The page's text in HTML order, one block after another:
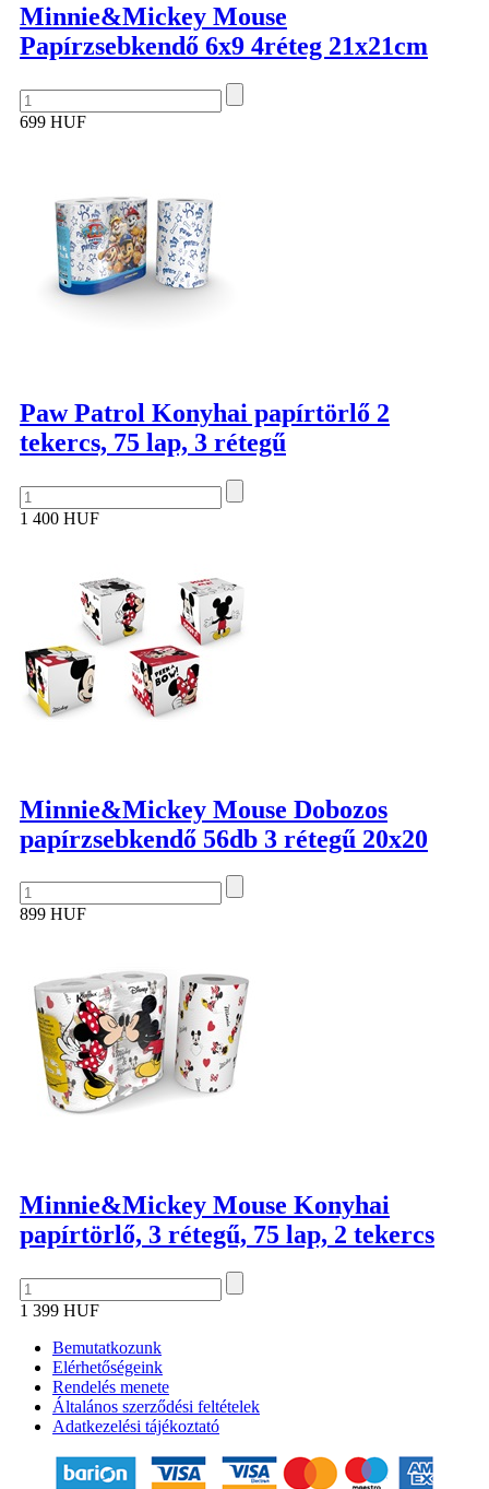
Minnie&Mickey Mouse
Papírzsebkendő 6x9 4réteg 21x21cm
699 HUF
Paw Patrol Konyhai papírtörlő 2
tekercs, 75 lap, 3 rétegű
1 400 HUF
Minnie&Mickey Mouse Dobozos
papírzsebkendő 56db 3 rétegű 20x20
899 HUF
Minnie&Mickey Mouse Konyhai
papírtörlő, 3 rétegű, 75 lap, 2 tekercs
1 399 HUF
Bemutatkozunk
Elérhetőségeink
Rendelés menete
Általános szerződési feltételek
Adatkezelési tájékoztató